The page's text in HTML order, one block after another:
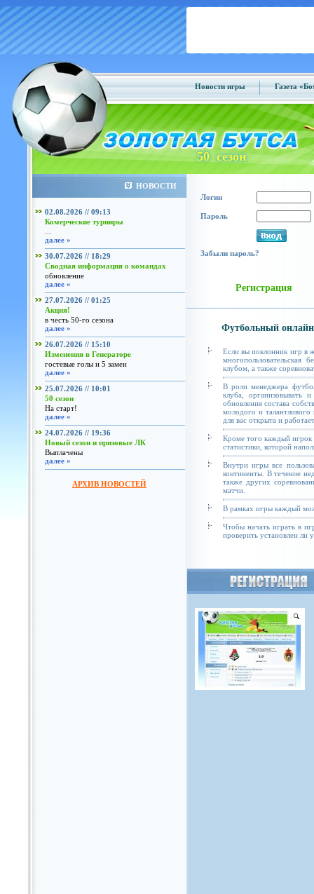
Новости игры Газета
50 сезон
НОВОСТИ
02.08.2026 // 09:13
Комерческие турниры
далее »
30.07.2026 // 18:29
Сводная информация о командах
обновление
далее »
27.07.2026 // 01:25
Акция!
в честь 50-го сезона
далее »
26.07.2026 // 15:10
Изменения в Генераторе
гостевые голы и 5 замен
далее »
25.07.2026 // 10:01
50 сезон
На старт!
далее »
24.07.2026 // 19:36
Новый сезон и призовые ЛК
Выплачены
далее »
АРХИВ НОВОСТЕЙ
Логин
Пароль
Забыли пароль?
Регистрация
Футбольный
Если вы поклонник игр в
клубом, а также
В роли менеджера
клуба, организовывать
обновления состава
молодого и талантливого
для вас открыта и
Кроме того каждый игрок
статистики, которой
Внутри игры все
континенты. В течение
также других
матчи.
В рамках игры каждый
Чтобы начать играть в
проверить установлен ли